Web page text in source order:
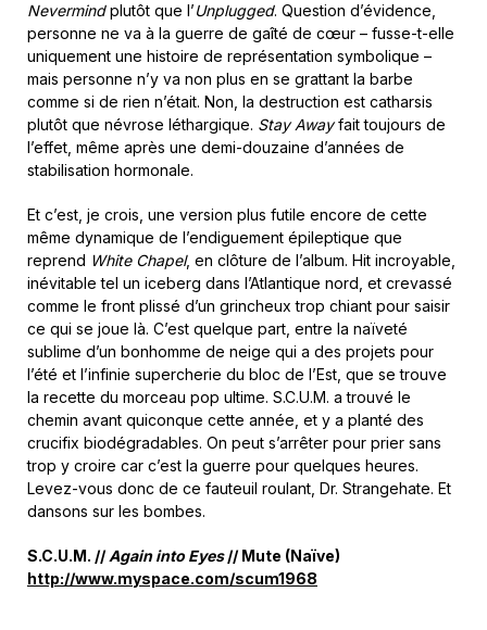
Nevermindplutôt que l’Unplugged. Question d’évidence,
personne ne va à la guerre de gaîté de cœur – fusse-t-elle
uniquement une histoire de représentation symbolique –
mais personne n’y va non plus en se grattant la barbe
comme si de rien n’était. Non, la destruction est catharsis
plutôt que névrose léthargique. Stay Awayfait toujours de
l’effet, même après une demi-douzaine d’années de
stabilisation hormonale.
Et c’est, je crois, une version plus futile encore de cette
même dynamique de l’endiguement épileptique que
reprend White Chapel, en clôture de l’album. Hit incroyable,
inévitable tel un iceberg dans l’Atlantique nord, et crevassé
comme le front plissé d’un grincheux trop chiant pour saisir
ce qui se joue là. C’est quelque part, entre la naïveté
sublime d’un bonhomme de neige qui a des projets pour
l’été et l’infinie supercherie du bloc de l’Est, que se trouve
la recette du morceau pop ultime. S.C.U.M. a trouvé le
chemin avant quiconque cette année, et y a planté des
crucifix biodégradables. On peut s’arrêter pour prier sans
trop y croire car c’est la guerre pour quelques heures.
Levez-vous donc de ce fauteuil roulant, Dr. Strangehate. Et
dansons sur les bombes.
S.C.U.M. // Again into Eyes// Mute (Naïve)
http://www.myspace.com/scum1968